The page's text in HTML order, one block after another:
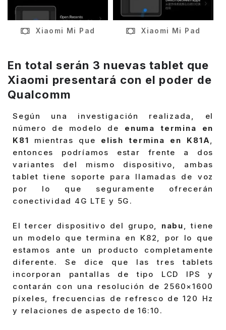
Xiaomi Mi Pad Xiaomi Mi Pad
En total serán 3 nuevas tablet que
Xiaomi presentará con el poder de
Qualcomm
Según una investigación realizada, el
número de modelo de enuma termina en
K81 mientras que elish termina en K81A
entonces podríamos estar frente a dos
variantes del mismo dispositivo, ambas
tablet tiene soporte para llamadas de voz
por lo que seguramente ofrecerán
conectividad 4G LTE y 5G.
El tercer dispositivo del grupo, nabu, tiene
un modelo que termina en K82, por lo que
estamos ante un producto completamente
diferente. Se dice que las tres tablets
incorporan pantallas de tipo LCD IPS y
contarán con una resolución de 2560×1600
píxeles, frecuencias de refresco de 120 Hz
y relaciones de aspecto de 16:10.